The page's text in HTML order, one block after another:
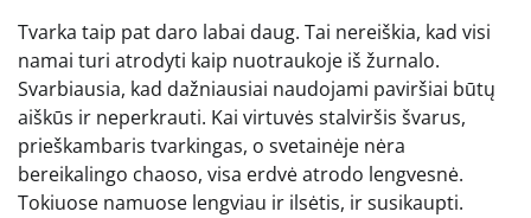
Tvarka taip pat daro labai daug. Tai nereiškia, kad visi
namai turi atrodyti kaip nuotraukoje iš žurnalo.
Svarbiausia, kad dažniausiai naudojami paviršiai būtų
aiškūs ir neperkrauti. Kai virtuvės stalviršis švarus,
prieškambaris tvarkingas, o svetainėje nėra
bereikalingo chaoso, visa erdvė atrodo lengvesnė.
Tokiuose namuose lengviau ir ilsėtis, ir susikaupti.